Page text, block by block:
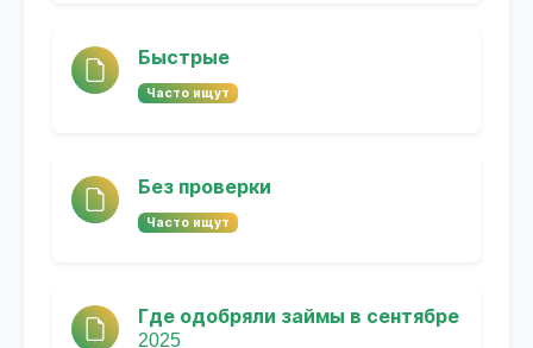
Быстрые
Часто ищут
Без проверки
Часто ищут
Где одобряли займы в сентябре
2025